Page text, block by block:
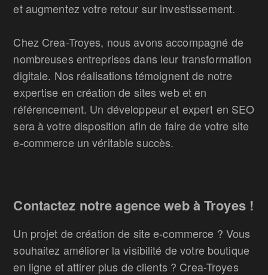
et augmentez votre retour sur investissement.
Chez Crea-Troyes, nous avons accompagné de
nombreuses entreprises dans leur transformation
digitale. Nos réalisations témoignent de notre
expertise en création de sites web et en
référencement. Un développeur et expert en SEO
sera à votre disposition afin de faire de votre site
e-commerce un véritable succès.
Contactez notre agence web à Troyes !
Un projet de création de site e-commerce ? Vous
souhaitez améliorer la visibilité de votre boutique
en ligne et attirer plus de clients ? Crea-Troyes